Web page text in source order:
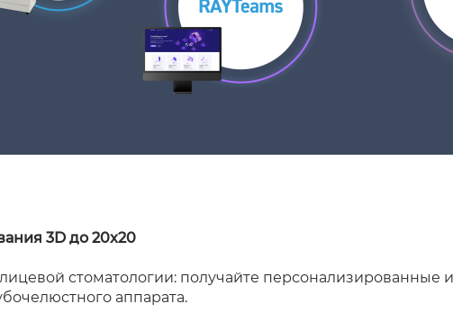
3D до 20x20
стоматологии: получайте персонализированные
аппарата.